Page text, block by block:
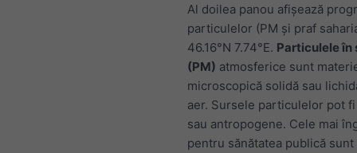
Al doilea panou afișează
particulelor (PM și praf
46.16°N 7.74°E. Particulele în
(PM) atmosferice sunt
microscopică solidă sau
aer. Sursele particulelor pot
sau antropogene. Cele mai
pentru sănătatea publică